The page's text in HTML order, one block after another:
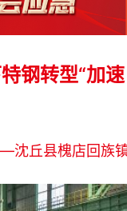
钢转型“加速
沈丘县槐店回族